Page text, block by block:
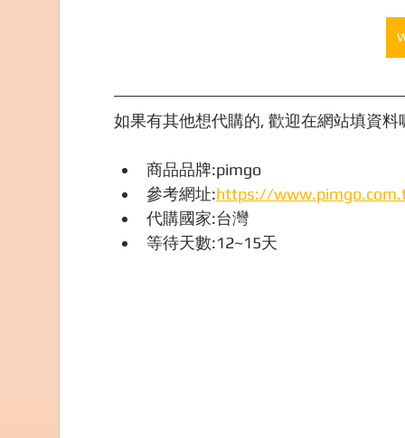
如果有其他想代購的, 歡迎在網站填資料
商品品牌:pimgo
參考網址:https://
代購國家:台灣
等待天數:12~15天